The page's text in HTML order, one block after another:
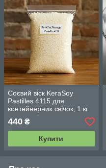
Соєвий віск KeraSoy
Pastilles 4115 для
контейнерних свічок, 1 кг
440 ₴
Купити